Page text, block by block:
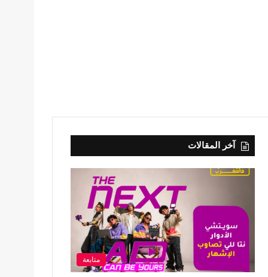
آخر المقالات
متابعة